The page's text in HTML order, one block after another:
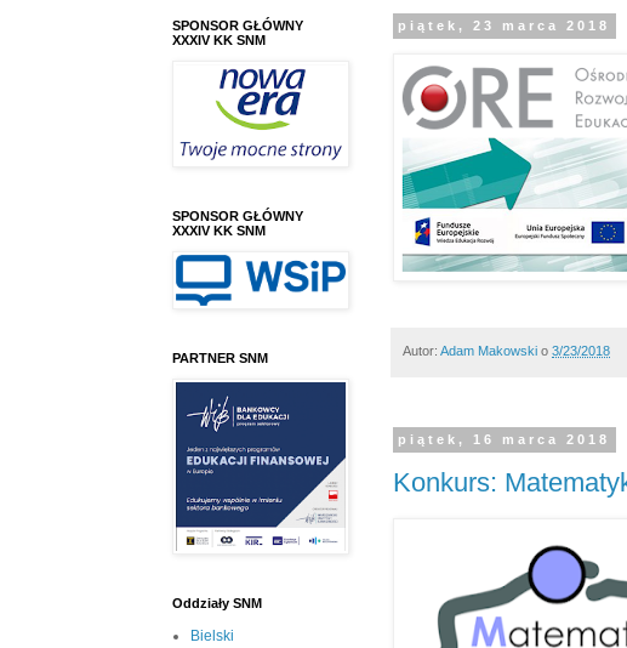
piątek, 23 marca 2018
Autor: Adam Makowski o 3/23/2018
piątek, 16 marca 2018
Konkurs:
SPONSOR GŁÓWNY
XXXIV KK SNM
SPONSOR GŁÓWNY
XXXIV KK SNM
PARTNER SNM
Oddziały SNM
Bielski